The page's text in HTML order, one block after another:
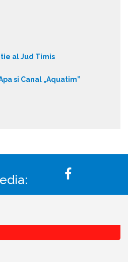
al Jud Timis
si Canal „Aquatim”